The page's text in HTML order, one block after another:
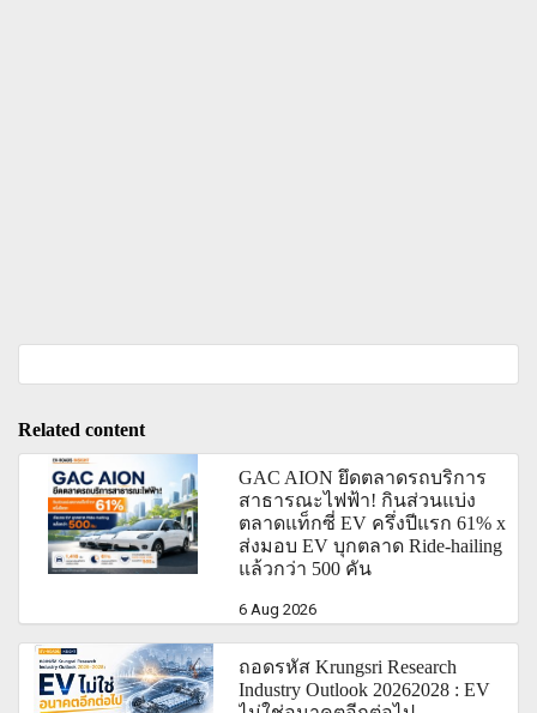
Related content
GAC AION ยึดตลาดรถบริการ
สาธารณะไฟฟ้า! กินส่วนแบ่ง
ตลาดแท็กซี่ EV ครึ่งปีแรก 61% x
ส่งมอบ EV บุกตลาด Ride-hailing
แล้วกว่า 500 คัน
6 Aug 2026
ถอดรหัส Krungsri Research
Industry Outlook 20262028 : EV